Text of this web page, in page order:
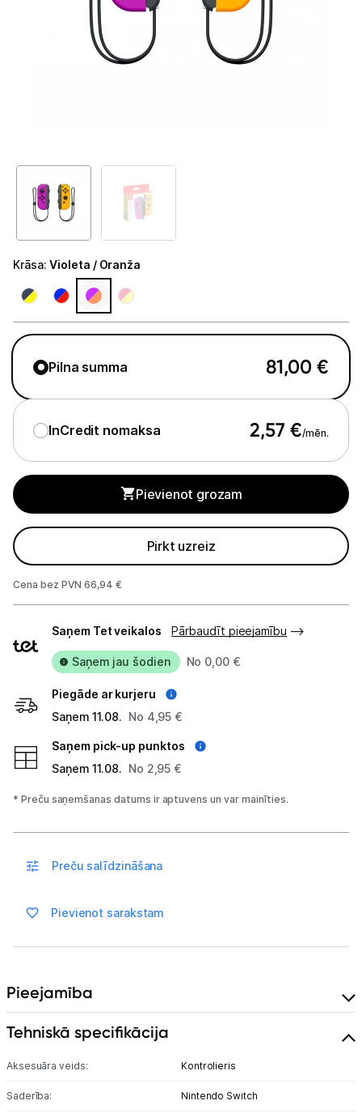
TV iekārtas
MSI Claw
Lenovo Legion
Spēļu konsoļu aksesuāri
Audio
Studijas skaņas aprīkojums
Datortehnika
GAMING pasaule >
Portatīvie datori un piederumi
Spēļu konsoles un piederumi
Microsoft Xbox
Nintendo Switch
Lenovo Legion
Projektori un ekrāni
Tīkla iekārtas
Krāsa: Violeta / Oranža
Pilna summa 81,00 €
InCredit nomaksa 2,57 €/mēn.
Pievienot grozam
Pirkt uzreiz
Cena bez PVN 66,94 €
veidi
Saņem Tet veikalos Pārbaudīt pieejamību
Saņem jau šodien No 0,00 €
Piegāde ar kurjeru
Saņem 11.08. No 4,95 €
Saņem pick-up punktos
Saņem 11.08. No 2,95 €
* Preču saņemšanas datums ir aptuvens un var mainīties.
Preču salīdzināšana
Pievienot sarakstam
Pieejamība
Tehniskā specifikācija
Aksesuāra veids: Kontrolieris
Saderība: Nintendo Switch